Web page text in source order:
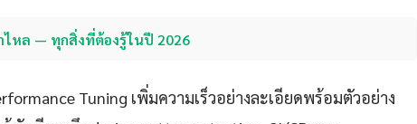
ไหล — ทุกสิ่งที่ต้องรู้ในปี 2026
Tuning เพิ่มความเร็วอย่างละเอียดพร้อมตัวอย่าง